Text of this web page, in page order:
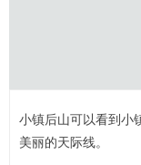
小镇后山可以看到小
美丽的天际线。